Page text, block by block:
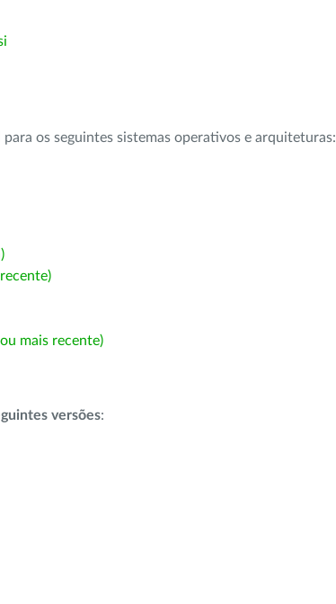
os seguintes sistemas operativos e arquiteturas:
mais recente)
versões: